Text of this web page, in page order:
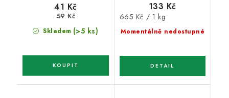
Skladem (>5 ks)
41 Kč
59 Kč
Momentálně nedostupné
133 Kč
Měrná
cena:
665 Kč / 1 kg